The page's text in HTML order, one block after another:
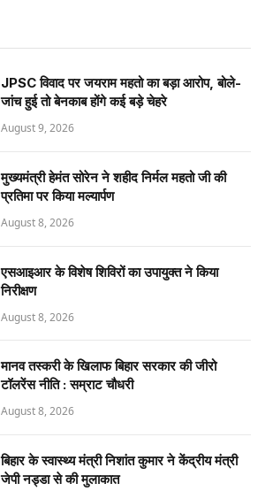
JPSC विवाद पर जयराम महतो का बड़ा आरोप, बोले-
जांच हुई तो बेनकाब होंगे कई बड़े चेहरे
August 9, 2026
मुख्यमंत्री हेमंत सोरेन ने शहीद निर्मल महतो जी की
प्रतिमा पर किया मल्यार्पण
August 8, 2026
एसआइआर के विशेष शिविरों का उपायुक्त ने किया
निरीक्षण
August 8, 2026
मानव तस्करी के खिलाफ बिहार सरकार की जीरो
टॉलरेंस नीति : सम्राट चौधरी
August 8, 2026
बिहार के स्वास्थ्य मंत्री निशांत कुमार ने केंद्रीय मंत्री
जेपी नड्डा से की मुलाकात